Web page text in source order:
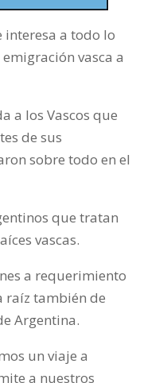
interesa a todo lo
vasca a
a los Vascos que
de sus
sobre todo en el
que tratan
vascas.
a requerimiento
raíz también de
Argentina.
un viaje a
a nuestros